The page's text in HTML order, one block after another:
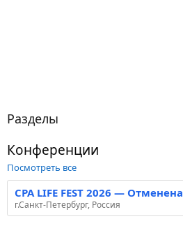
Разделы
Конференции
Посмотреть все
CPA LIFE FEST 2026 — Отменена
г.Санкт-Петербург, Россия